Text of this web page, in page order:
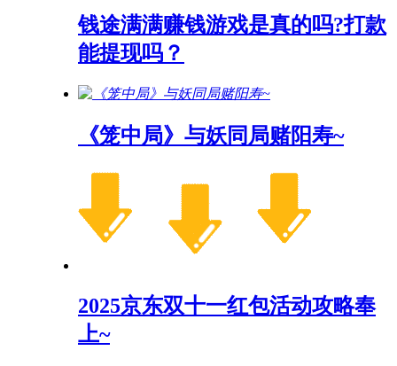
钱途满满赚钱游戏是真的吗?打款
能提现吗？
《笼中局》与妖同局赌阳寿~
2025京东双十一红包活动攻略奉
上~